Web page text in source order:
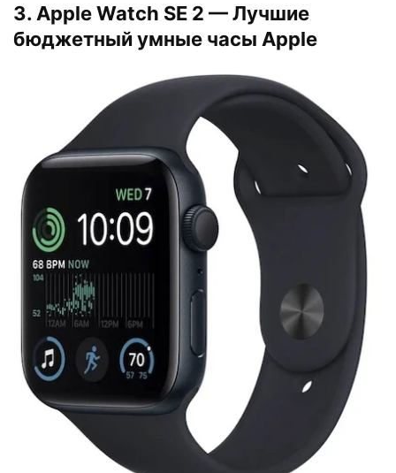
3. Apple Watch SE 2 — Лучшие
бюджетный умные часы Apple